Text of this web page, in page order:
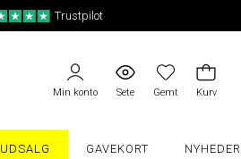
Trustpilot
Min konto Sete Gemt Kurv
UDSALG GAVEKORT NYHEDER